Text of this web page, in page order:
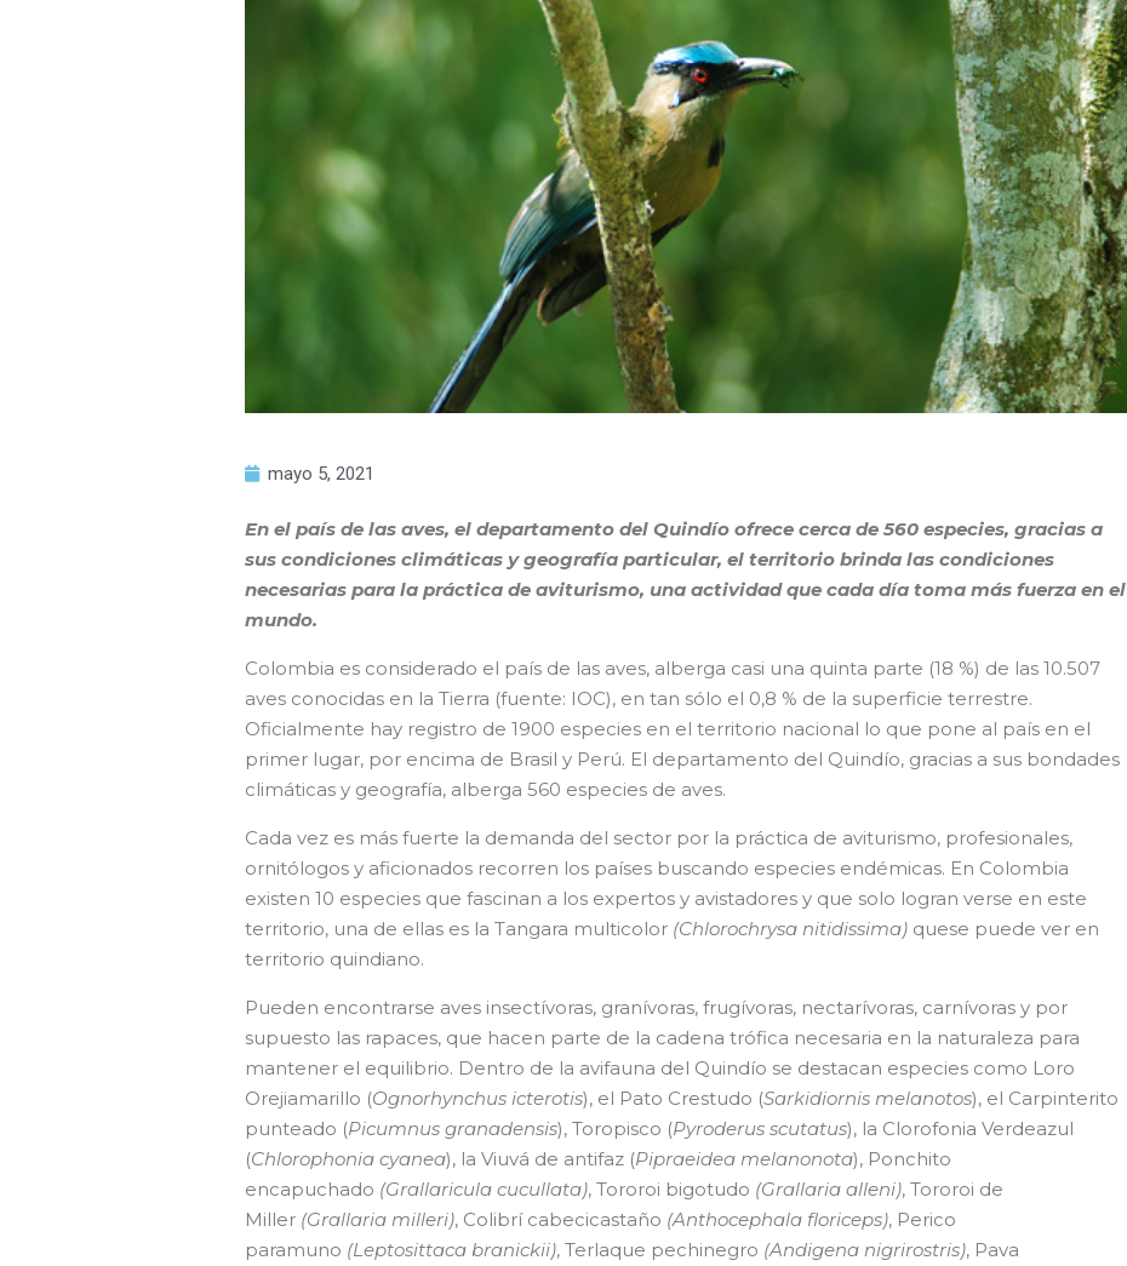
mayo 5, 2021
En el país de las aves, el departamento del Quindío ofrece cerca de 560 especies, gracias a
sus condiciones climáticas y geografía particular, el territorio brinda las condiciones
necesarias para la práctica de aviturismo, una actividad que cada día toma más fuerza en el
mundo.
Colombia es considerado el país de las aves, alberga casi una quinta parte (18 %) de las 10.507
aves conocidas en la Tierra (fuente: IOC), en tan sólo el 0,8 % de la superficie terrestre.
Oficialmente hay registro de 1900 especies en el territorio nacional lo que pone al país en el
primer lugar, por encima de Brasil y Perú. El departamento del Quindío, gracias a sus bondades
climáticas y geografía, alberga 560 especies de aves.
Cada vez es más fuerte la demanda del sector por la práctica de aviturismo, profesionales,
ornitólogos y aficionados recorren los países buscando especies endémicas. En Colombia
existen 10 especies que fascinan a los expertos y avistadores y que solo logran verse en este
territorio, una de ellas es la Tangara multicolor (Chlorochrysa nitidissima) quese puede ver en
territorio quindiano.
Pueden encontrarse aves insectívoras, granívoras, frugívoras, nectarívoras, carnívoras y por
supuesto las rapaces, que hacen parte de la cadena trófica necesaria en la naturaleza para
mantener el equilibrio. Dentro de la avifauna del Quindío se destacan especies como Loro
Orejiamarillo (Ognorhynchus icterotis), el Pato Crestudo (Sarkidiornis melanotos), el Carpinterito
punteado (Picumnus granadensis), Toropisco (Pyroderus scutatus), la Clorofonia Verdeazul
(Chlorophonia cyanea), la Viuvá de antifaz (Pipraeidea melanonota), Ponchito
encapuchado (Grallaricula cucullata), Tororoi bigotudo (Grallaria alleni), Tororoi de
Miller (Grallaria milleri), Colibrí cabecicastaño (Anthocephala floriceps), Perico
paramuno (Leptosittaca branickii), Terlaque pechinegro (Andigena nigrirostris), Pava